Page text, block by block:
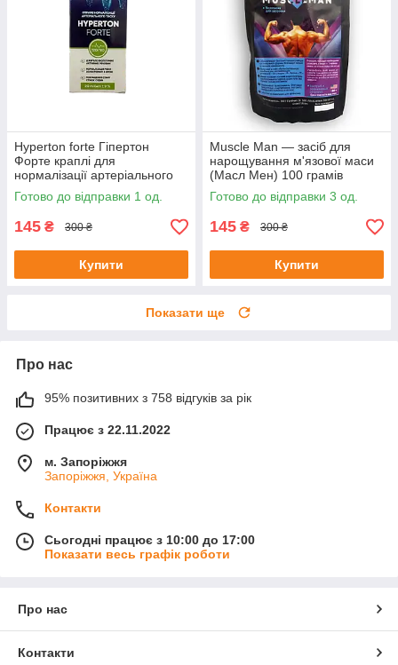
Hyperton forte Гіпертон
Форте краплі для
нормалізації артеріального
тиску 20 мл до 08/25
Готово до відправки 1 од.
145 ₴ 300 ₴
Купити
Muscle Man — засіб для
нарощування м'язової маси
(Масл Мен) 100 грамів
Готово до відправки 3 од.
145 ₴ 300 ₴
Купити
Показати ще
Про нас
95% позитивних з 758 відгуків за рік
Працює з 22.11.2022
м. Запоріжжя
Запоріжжя, Україна
Контакти
Сьогодні працює з 10:00 до 17:00
Показати весь графік роботи
Про нас
Контакти